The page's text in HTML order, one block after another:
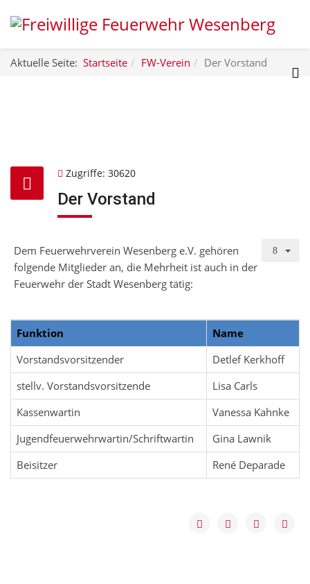
Aktuelle Seite: Startseite FW-Verein Der Vorstand
Zugriffe: 30620
Der Vorstand
Dem Feuerwehrverein Wesenberg e.V. gehören
folgende Mitglieder an, die Mehrheit ist auch in der
Feuerwehr der Stadt Wesenberg tätig:
Funktion
Name
Vorstandsvorsitzender
Detlef Kerkhoff
stellv. Vorstandsvorsitzende
Lisa Carls
Kassenwartin
Vanessa Kahnke
Jugendfeuerwehrwartin/Schriftwartin
Gina Lawnik
Beisitzer
René Deparade